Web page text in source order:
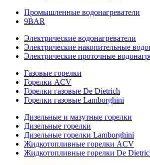
Промышленные водонагреватели
9BAR
Электрические водонагреватели
Электрические накопительные
Электрические проточные
Газовые горелки
Горелки ACV
Горелки газовые De Dietrich
Горелки газовые Lamborghini
Дизельные и мазутные горелки
Дизельные горелки
Дизельные горелки Lamborghini
Жидкотопливные горелки ACV
Жидкотопливные горелки De